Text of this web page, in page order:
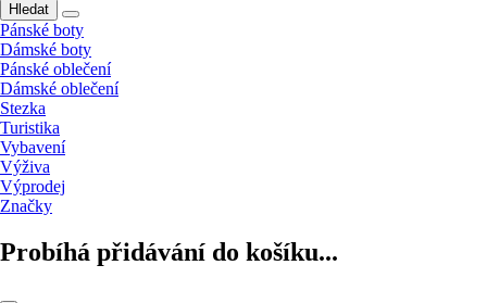
Hledat
Pánské boty
Dámské boty
Pánské oblečení
Dámské oblečení
Stezka
Turistika
Vybavení
Výživa
Výprodej
Značky
Probíhá přidávání do košíku...